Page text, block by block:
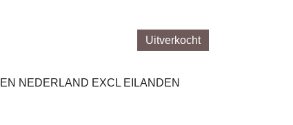
Uitverkocht
NEDERLAND EXCL EILANDEN